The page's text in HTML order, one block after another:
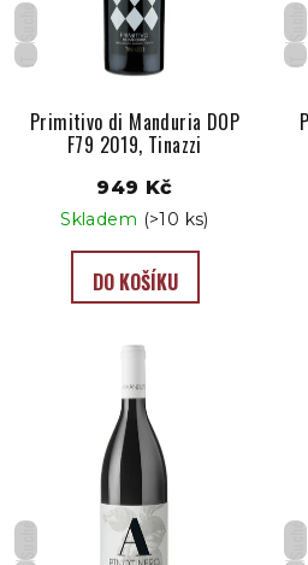
r
o
IT
Suché
Primitivo di Manduria DOP
F79 2019, Tinazzi
949 Kč
Skladem (>10 ks)
DO KOŠÍKU
IT
Suché
Suché Suché